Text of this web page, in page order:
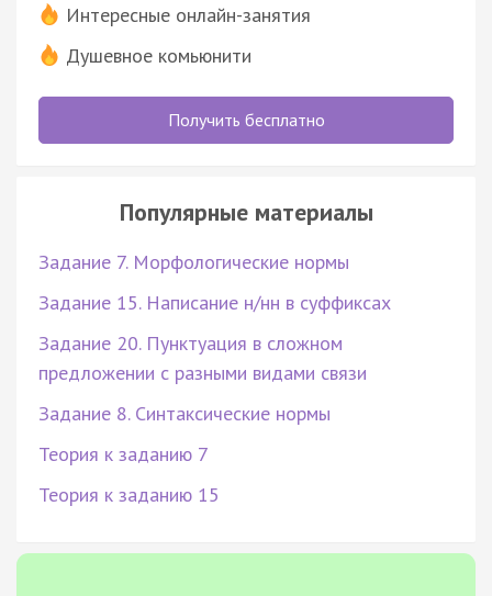
Интересные онлайн-занятия
Душевное комьюнити
Получить бесплатно
Популярные материалы
Задание 7. Морфологические нормы
Задание 15. Написание н/нн в суффиксах
Задание 20. Пунктуация в сложном
предложении с разными видами связи
Задание 8. Синтаксические нормы
Теория к заданию 7
Теория к заданию 15